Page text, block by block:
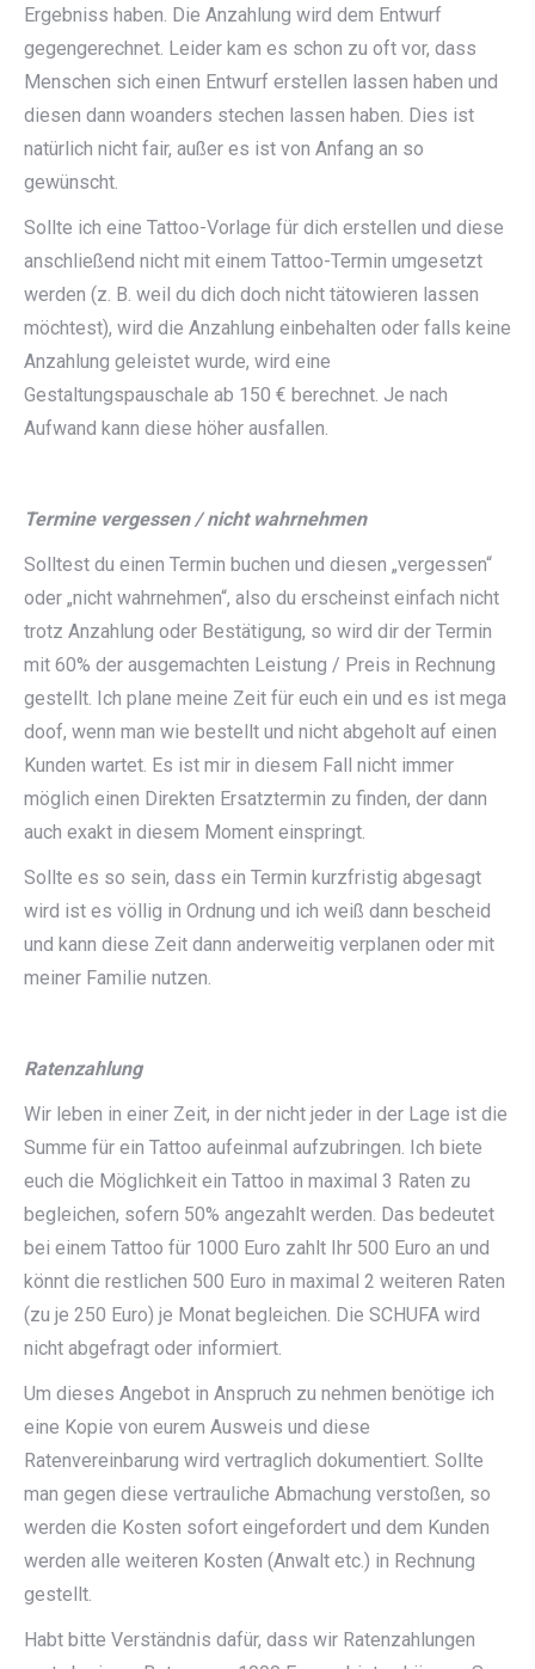
Ergebniss haben. Die Anzahlung wird dem Entwurf
gegengerechnet. Leider kam es schon zu oft vor, dass
Menschen sich einen Entwurf erstellen lassen haben und
diesen dann woanders stechen lassen haben. Dies ist
natürlich nicht fair, außer es ist von Anfang an so
gewünscht.
Sollte ich eine Tattoo-Vorlage für dich erstellen und diese
anschließend nicht mit einem Tattoo-Termin umgesetzt
werden (z. B. weil du dich doch nicht tätowieren lassen
möchtest), wird die Anzahlung einbehalten oder falls keine
Anzahlung geleistet wurde, wird eine
Gestaltungspauschale ab 150 € berechnet. Je nach
Aufwand kann diese höher ausfallen.
Termine vergessen / nicht wahrnehmen
Solltest du einen Termin buchen und diesen „vergessen“
oder „nicht wahrnehmen“, also du erscheinst einfach nicht
trotz Anzahlung oder Bestätigung, so wird dir der Termin
mit 60% der ausgemachten Leistung / Preis in Rechnung
gestellt. Ich plane meine Zeit für euch ein und es ist mega
doof, wenn man wie bestellt und nicht abgeholt auf einen
Kunden wartet. Es ist mir in diesem Fall nicht immer
möglich einen Direkten Ersatztermin zu finden, der dann
auch exakt in diesem Moment einspringt.
Sollte es so sein, dass ein Termin kurzfristig abgesagt
wird ist es völlig in Ordnung und ich weiß dann bescheid
und kann diese Zeit dann anderweitig verplanen oder mit
meiner Familie nutzen.
Ratenzahlung
Wir leben in einer Zeit, in der nicht jeder in der Lage ist die
Summe für ein Tattoo aufeinmal aufzubringen. Ich biete
euch die Möglichkeit ein Tattoo in maximal 3 Raten zu
begleichen, sofern 50% angezahlt werden. Das bedeutet
bei einem Tattoo für 1000 Euro zahlt Ihr 500 Euro an und
könnt die restlichen 500 Euro in maximal 2 weiteren Raten
(zu je 250 Euro) je Monat begleichen. Die SCHUFA wird
nicht abgefragt oder informiert.
Um dieses Angebot in Anspruch zu nehmen benötige ich
eine Kopie von eurem Ausweis und diese
Ratenvereinbarung wird vertraglich dokumentiert. Sollte
man gegen diese vertrauliche Abmachung verstoßen, so
werden die Kosten sofort eingefordert und dem Kunden
werden alle weiteren Kosten (Anwalt etc.) in Rechnung
gestellt.
Habt bitte Verständnis dafür, dass wir Ratenzahlungen